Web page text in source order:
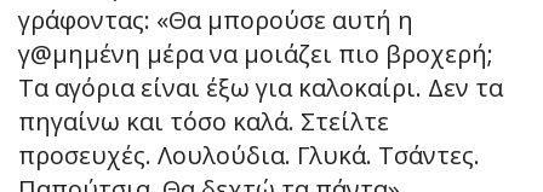
γράφοντας: «Θα μπορούσε αυτή η
γ@μημένη μέρα να μοιάζει πιο βροχερή;
Τα αγόρια είναι έξω για καλοκαίρι. Δεν τα
πηγαίνω και τόσο καλά. Στείλτε
προσευχές. Λουλούδια. Γλυκά. Τσάντες.